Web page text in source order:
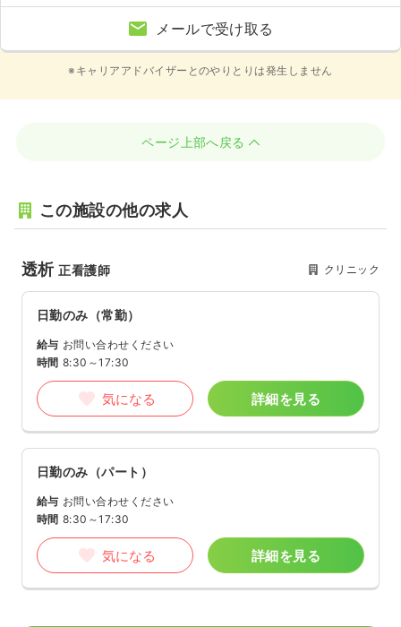
メールで受け取る
※キャリアアドバイザーとのやりとりは発生しません
ページ上部へ戻る
この施設の他の求人
透析正看護師 クリニック
日勤のみ（常勤）
給与 お問い合わせください
時間 8:30～17:30
気になる 詳細を見る
日勤のみ（パート）
給与 お問い合わせください
時間 8:30～17:30
気になる 詳細を見る